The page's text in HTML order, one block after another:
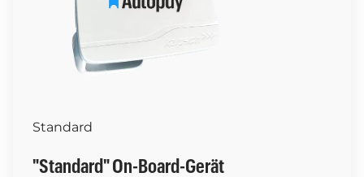
Standard
"Standard" On-Board-Gerät